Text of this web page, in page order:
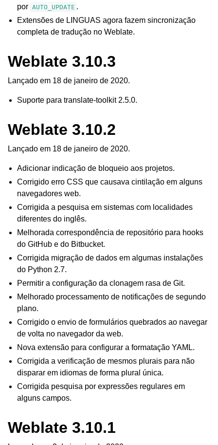
por AUTO_UPDATE .
Extensões de LINGUAS agora fazem sincronização
completa de tradução no Weblate.
Weblate 3.10.3
Lançado em 18 de janeiro de 2020.
Suporte para translate-toolkit 2.5.0.
Weblate 3.10.2
Lançado em 18 de janeiro de 2020.
Adicionar indicação de bloqueio aos projetos.
Corrigido erro CSS que causava cintilação em alguns
navegadores web.
Corrigida a pesquisa em sistemas com localidades
diferentes do inglês.
Melhorada correspondência de repositório para hooks
do GitHub e do Bitbucket.
Corrigida migração de dados em algumas instalações
do Python 2.7.
Permitir a configuração da clonagem rasa de Git.
Melhorado processamento de notificações de segundo
plano.
Corrigido o envio de formulários quebrados ao navegar
de volta no navegador da web.
Nova extensão para configurar a formatação YAML.
Corrigida a verificação de mesmos plurais para não
disparar em idiomas de forma plural única.
Corrigida pesquisa por expressões regulares em
alguns campos.
Weblate 3.10.1